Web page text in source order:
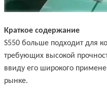
Краткое содержание
S550 больше подходит для
требующих высокой
ввиду его широкого
рынке.